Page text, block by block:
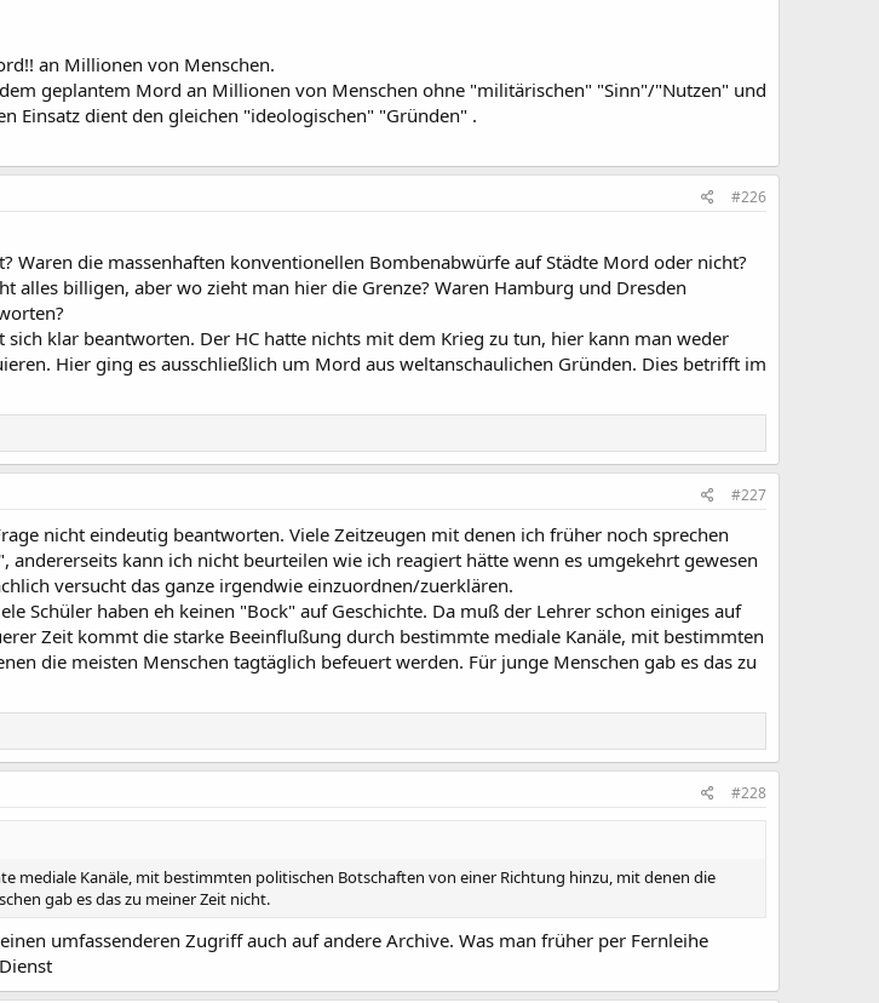
an Millionen von Menschen.
geplantem Mord an Millionen von Menschen ohne "militärischen" "Sinn"/"Nutzen" und
Einsatz dient den gleichen "ideologischen" "Gründen" .
#226
Waren die massenhaften konventionellen Bombenabwürfe auf Städte Mord oder nicht?
alles billigen, aber wo zieht man hier die Grenze? Waren Hamburg und Dresden
sich klar beantworten. Der HC hatte nichts mit dem Krieg zu tun, hier kann man weder
Hier ging es ausschließlich um Mord aus weltanschaulichen Gründen. Dies betrifft im
#227
nicht eindeutig beantworten. Viele Zeitzeugen mit denen ich früher noch sprechen
kann ich nicht beurteilen wie ich reagiert hätte wenn es umgekehrt gewesen
versucht das ganze irgendwie einzuordnen/zuerklären.
Schüler haben eh keinen "Bock" auf Geschichte. Da muß der Lehrer schon einiges auf
Zeit kommt die starke Beeinflußung durch bestimmte mediale Kanäle, mit bestimmten
die meisten Menschen tagtäglich befeuert werden. Für junge Menschen gab es das zu
#228
mediale Kanäle, mit bestimmten politischen Botschaften von einer Richtung hinzu, mit denen die
gab es das zu meiner Zeit nicht.
umfassenderen Zugriff auch auf andere Archive. Was man früher per Fernleihe